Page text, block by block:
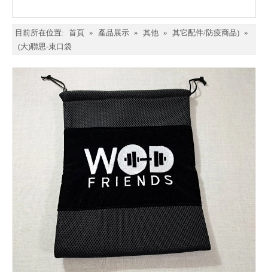
目前所在位置: 首頁 » 產品展示 » 其他 » 其它配件/防疫商品) »
(大)聯思-束口袋